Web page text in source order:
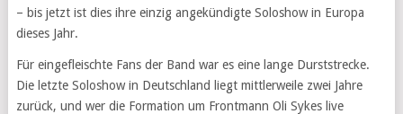
– bis jetzt ist dies ihre einzig angekündigte Soloshow in Europa
dieses Jahr.
Für eingefleischte Fans der Band war es eine lange Durststrecke.
Die letzte Soloshow in Deutschland liegt mittlerweile zwei Jahre
zurück, und wer die Formation um Frontmann Oli Sykes live